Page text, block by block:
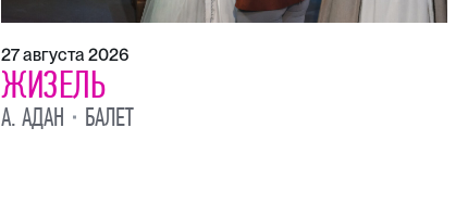
27 августа 2026
ЖИЗЕЛЬ
А. АДАН БАЛЕТ